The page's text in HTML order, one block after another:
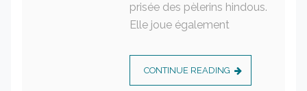
prisée des pèlerins hindous.
Elle joue également
CONTINUE READING